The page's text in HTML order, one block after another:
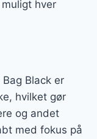
hver
Black er
hvilket gør
og andet
med fokus på